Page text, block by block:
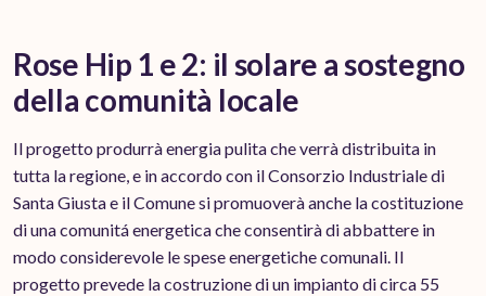
Rose Hip 1 e 2: il solare a sostegno
della comunità locale
Il progetto produrrà energia pulita che verrà distribuita in
tutta la regione, e in accordo con il Consorzio Industriale di
Santa Giusta e il Comune si promuoverà anche la costituzione
di una comunitá energetica che consentirà di abbattere in
modo considerevole le spese energetiche comunali. Il
progetto prevede la costruzione di un impianto di circa 55